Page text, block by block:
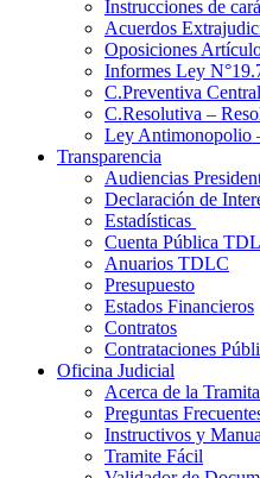
Instrucciones de
Acuerdos
Oposiciones
Informes Ley
C.Preventiva
C.Resolutiva –
Ley Antimonopolio
Transparencia
Audiencias
Declaración de
Estadísticas
Cuenta Pública
Anuarios TDLC
Presupuesto
Estados Financieros
Contratos
Contrataciones
Oficina Judicial
Acerca de la
Preguntas
Instructivos y
Tramite Fácil